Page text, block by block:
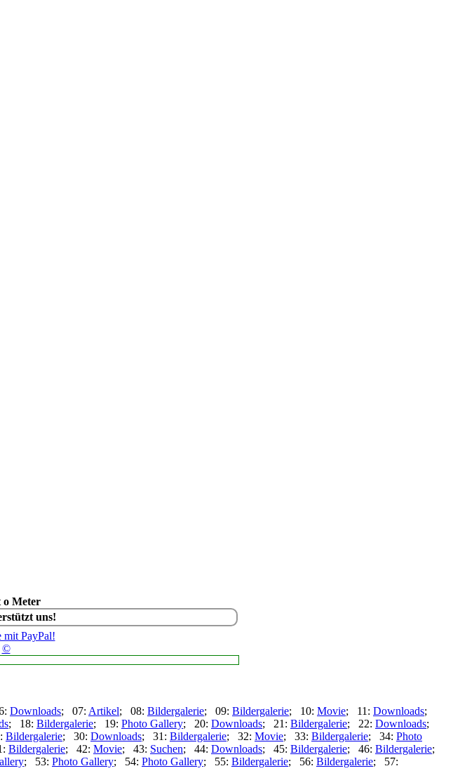
o Meter
uns!
©
Downloads; 07: Artikel; 08: Bildergalerie; 09: Bildergalerie; 10: Movie; 11: Downloads;
; 18: Bildergalerie; 19: Photo Gallery; 20: Downloads; 21: Bildergalerie; 22: Downloads;
Bildergalerie; 30: Downloads; 31: Bildergalerie; 32: Movie; 33: Bildergalerie; 34: Photo
Bildergalerie; 42: Movie; 43: Suchen; 44: Downloads; 45: Bildergalerie; 46: Bildergalerie;
; 53: Photo Gallery; 54: Photo Gallery; 55: Bildergalerie; 56: Bildergalerie; 57: